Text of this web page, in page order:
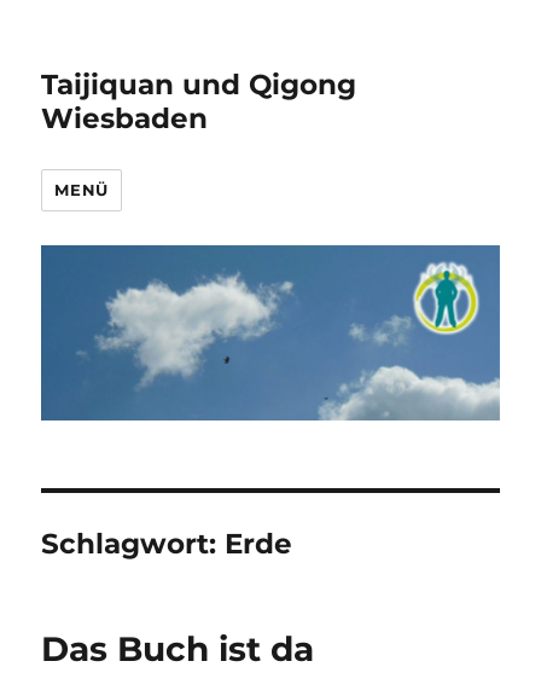
Taijiquan und Qigong
Wiesbaden
MENÜ
Schlagwort: Erde
Das Buch ist da